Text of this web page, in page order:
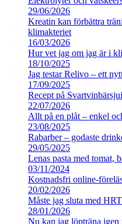
29/06/2026
Kreatin kan förbättra
klimakteriet
16/03/2026
Hur vet jag om jag är i
18/10/2025
Jag testar Relivo – ett
17/09/2025
Recept på
22/07/2026
Allt på en plåt – enkel
23/08/2025
Rabarber – godaste
29/05/2025
Lenas pasta med tomat,
03/11/2024
Kostnadsfri online-
20/02/2026
Måste jag sluta med
28/01/2026
Nu kan jag löpträna